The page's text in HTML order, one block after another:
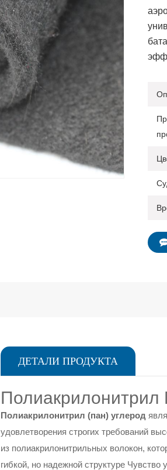
ДЕТАЛИ ПРОДУКТА
Полиакрилонитрил
Полиакрилонитрил (пан) углерод
удовлетворения строгих требований
из полиакрилонитрильных волокон,
гибкой, но надежной структуре